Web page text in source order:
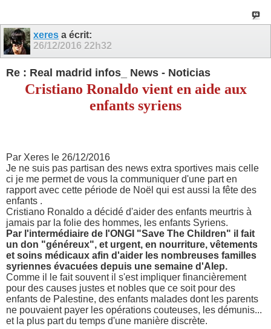
xeres a écrit:
26/12/2016 22h32
Re : Real madrid infos_ News - Noticias
Cristiano Ronaldo vient en aide aux
enfants syriens
Par Xeres le 26/12/2016
Je ne suis pas partisan des news extra sportives mais celle
ci je me permet de vous la communiquer d'une part en
rapport avec cette période de Noël qui est aussi la fête des
enfants .
Cristiano Ronaldo a décidé d'aider des enfants meurtris à
jamais par la folie des hommes, les enfants Syriens.
Par l'intermédiaire de l'ONGI "Save The Children" il fait
un don "généreux", et urgent, en nourriture, vêtements
et soins médicaux afin d'aider les nombreuses familles
syriennes évacuées depuis une semaine d'Alep.
Comme il le fait souvent il s'est impliquer financièrement
pour des causes justes et nobles que ce soit pour des
enfants de Palestine, des enfants malades dont les parents
ne pouvaient payer les opérations couteuses, les démunis...
et la plus part du temps d'une manière discrète.